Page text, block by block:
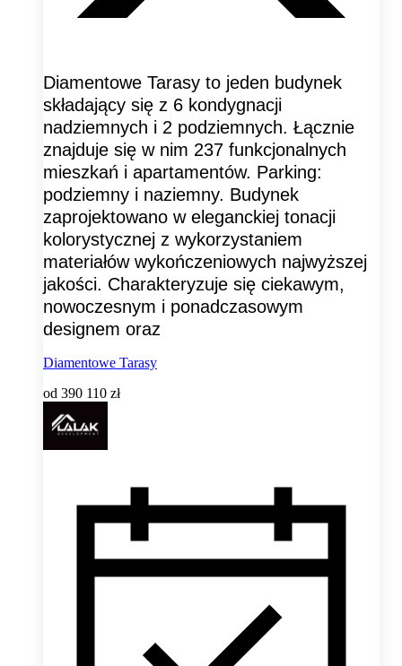
Diamentowe Tarasy to jeden budynek
składający się z 6 kondygnacji
nadziemnych i 2 podziemnych. Łącznie
znajduje się w nim 237 funkcjonalnych
mieszkań i apartamentów. Parking:
podziemny i naziemny. Budynek
zaprojektowano w eleganckiej tonacji
kolorystycznej z wykorzystaniem
materiałów wykończeniowych najwyższej
jakości. Charakteryzuje się ciekawym,
nowoczesnym i ponadczasowym
designem oraz
Diamentowe Tarasy
od 390 110 zł